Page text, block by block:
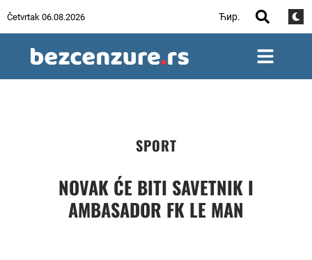
Četvrtak 06.08.2026 Ћир.
SPORT
NOVAK ĆE BITI SAVETNIK I
AMBASADOR FK LE MAN